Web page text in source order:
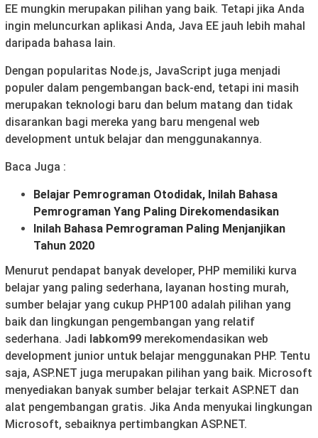
EE mungkin merupakan pilihan yang baik. Tetapi jika Anda
ingin meluncurkan aplikasi Anda, Java EE jauh lebih mahal
daripada bahasa lain.
Dengan popularitas Node.js, JavaScript juga menjadi
populer dalam pengembangan back-end, tetapi ini masih
merupakan teknologi baru dan belum matang dan tidak
disarankan bagi mereka yang baru mengenal web
development untuk belajar dan menggunakannya.
Baca Juga :
Belajar Pemrograman Otodidak, Inilah Bahasa
Pemrograman Yang Paling Direkomendasikan
Inilah Bahasa Pemrograman Paling Menjanjikan
Tahun 2020
Menurut pendapat banyak developer, PHP memiliki kurva
belajar yang paling sederhana, layanan hosting murah,
sumber belajar yang cukup PHP100 adalah pilihan yang
baik dan lingkungan pengembangan yang relatif
sederhana. Jadi labkom99 merekomendasikan web
development junior untuk belajar menggunakan PHP. Tentu
saja, ASP.NET juga merupakan pilihan yang baik. Microsoft
menyediakan banyak sumber belajar terkait ASP.NET dan
alat pengembangan gratis. Jika Anda menyukai lingkungan
Microsoft, sebaiknya pertimbangkan ASP.NET.